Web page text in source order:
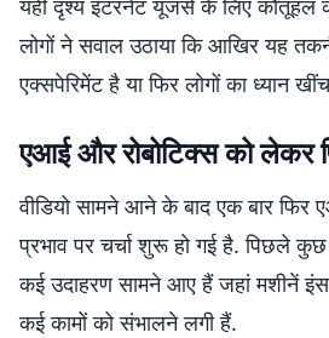
यही दृश्य इंटरनेट यूजर्स के लिए कौतूहल
लोगों ने सवाल उठाया कि आखिर यह
एक्सपेरिमेंट है या फिर लोगों का ध्यान
एआई और रोबोटिक्स को
वीडियो सामने आने के बाद एक बार
प्रभाव पर चर्चा शुरू हो गई है. पिछले कुछ
कई उदाहरण सामने आए हैं जहां मशीनें
कई कामों को संभालने लगी हैं.